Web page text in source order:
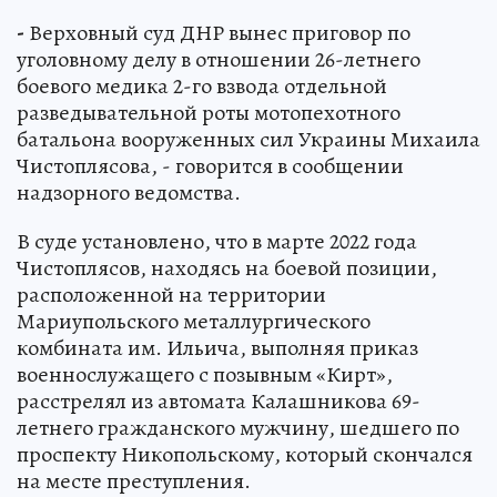
- Верховный суд ДНР вынес приговор по
уголовному делу в отношении 26-летнего
боевого медика 2-го взвода отдельной
разведывательной роты мотопехотного
батальона вооруженных сил Украины Михаила
Чистоплясова, - говорится в сообщении
надзорного ведомства.
В суде установлено, что в марте 2022 года
Чистоплясов, находясь на боевой позиции,
расположенной на территории
Мариупольского металлургического
комбината им. Ильича, выполняя приказ
военнослужащего с позывным «Кирт»,
расстрелял из автомата Калашникова 69-
летнего гражданского мужчину, шедшего по
проспекту Никопольскому, который скончался
на месте преступления.